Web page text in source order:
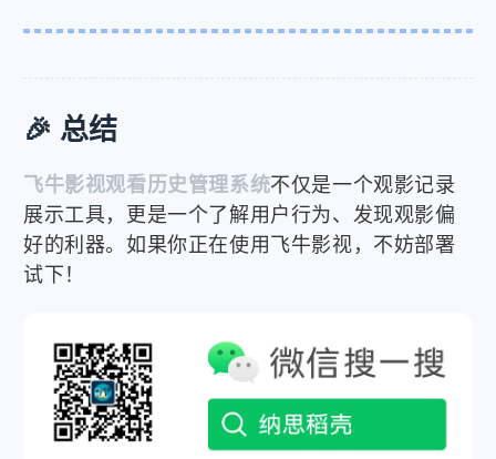
🎉 总结
飞牛影视观看历史管理系统不仅是一个观影记录
展示工具，更是一个了解用户行为、发现观影偏
好的利器。如果你正在使用飞牛影视，不妨部署
试下！